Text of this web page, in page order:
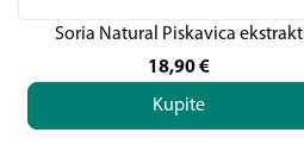
Soria Natural Piskavica ekstrakt
18,90€
Kupite